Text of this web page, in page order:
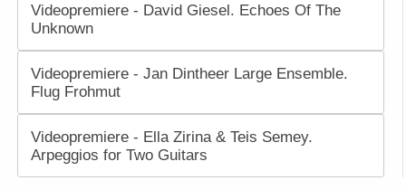
Videopremiere - David Giesel. Echoes Of The
Unknown
Videopremiere - Jan Dintheer Large Ensemble.
Flug Frohmut
Videopremiere - Ella Zirina & Teis Semey.
Arpeggios for Two Guitars